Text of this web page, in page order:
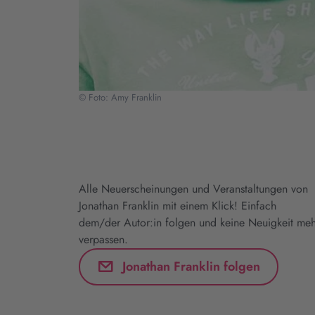
© Foto: Amy Franklin
Alle Neuerscheinungen und Veranstaltungen von
Jonathan Franklin mit einem Klick! Einfach
dem/der Autor:in folgen und keine Neuigkeit
verpassen.
Jonathan Franklin folgen